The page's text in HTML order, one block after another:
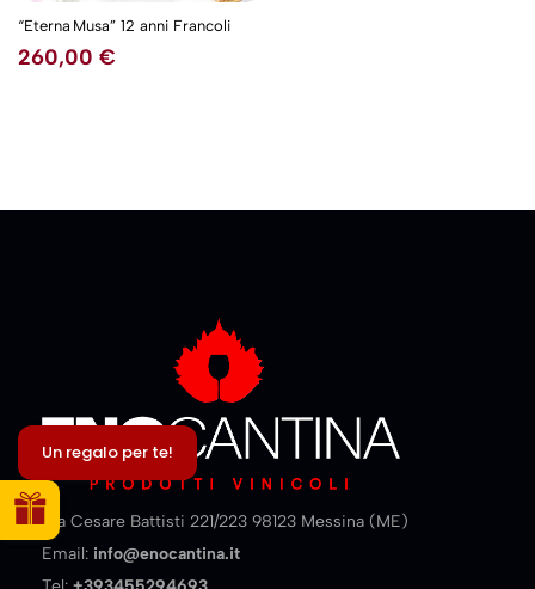
“Eterna Musa” 12 anni Francoli
260,00 €
Via Cesare Battisti 221/223 98123 Messina (ME)
Email: info@enocantina.it
5NEW
Un regalo per te!